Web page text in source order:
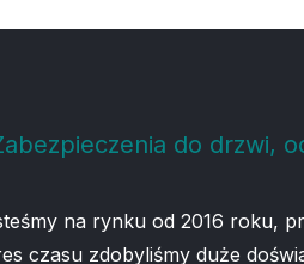
na rynku od 2016 roku,
czasu zdobyliśmy duże